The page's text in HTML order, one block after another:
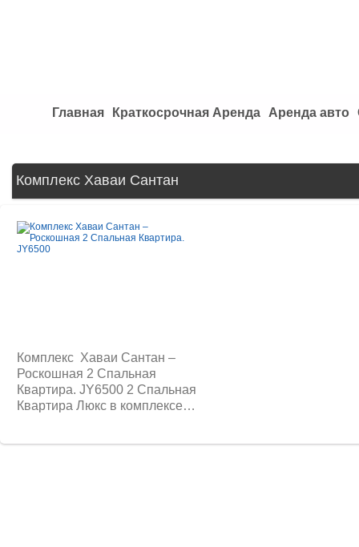
Главная Краткосрочная Аренда Аренда авто
Комплекс Хаваи Сантан
Комплекс Хаваи Сантан –
Роскошная 2 Спальная
Квартира. JY6500 2 Спальная
Квартира Люкс в комплексе…